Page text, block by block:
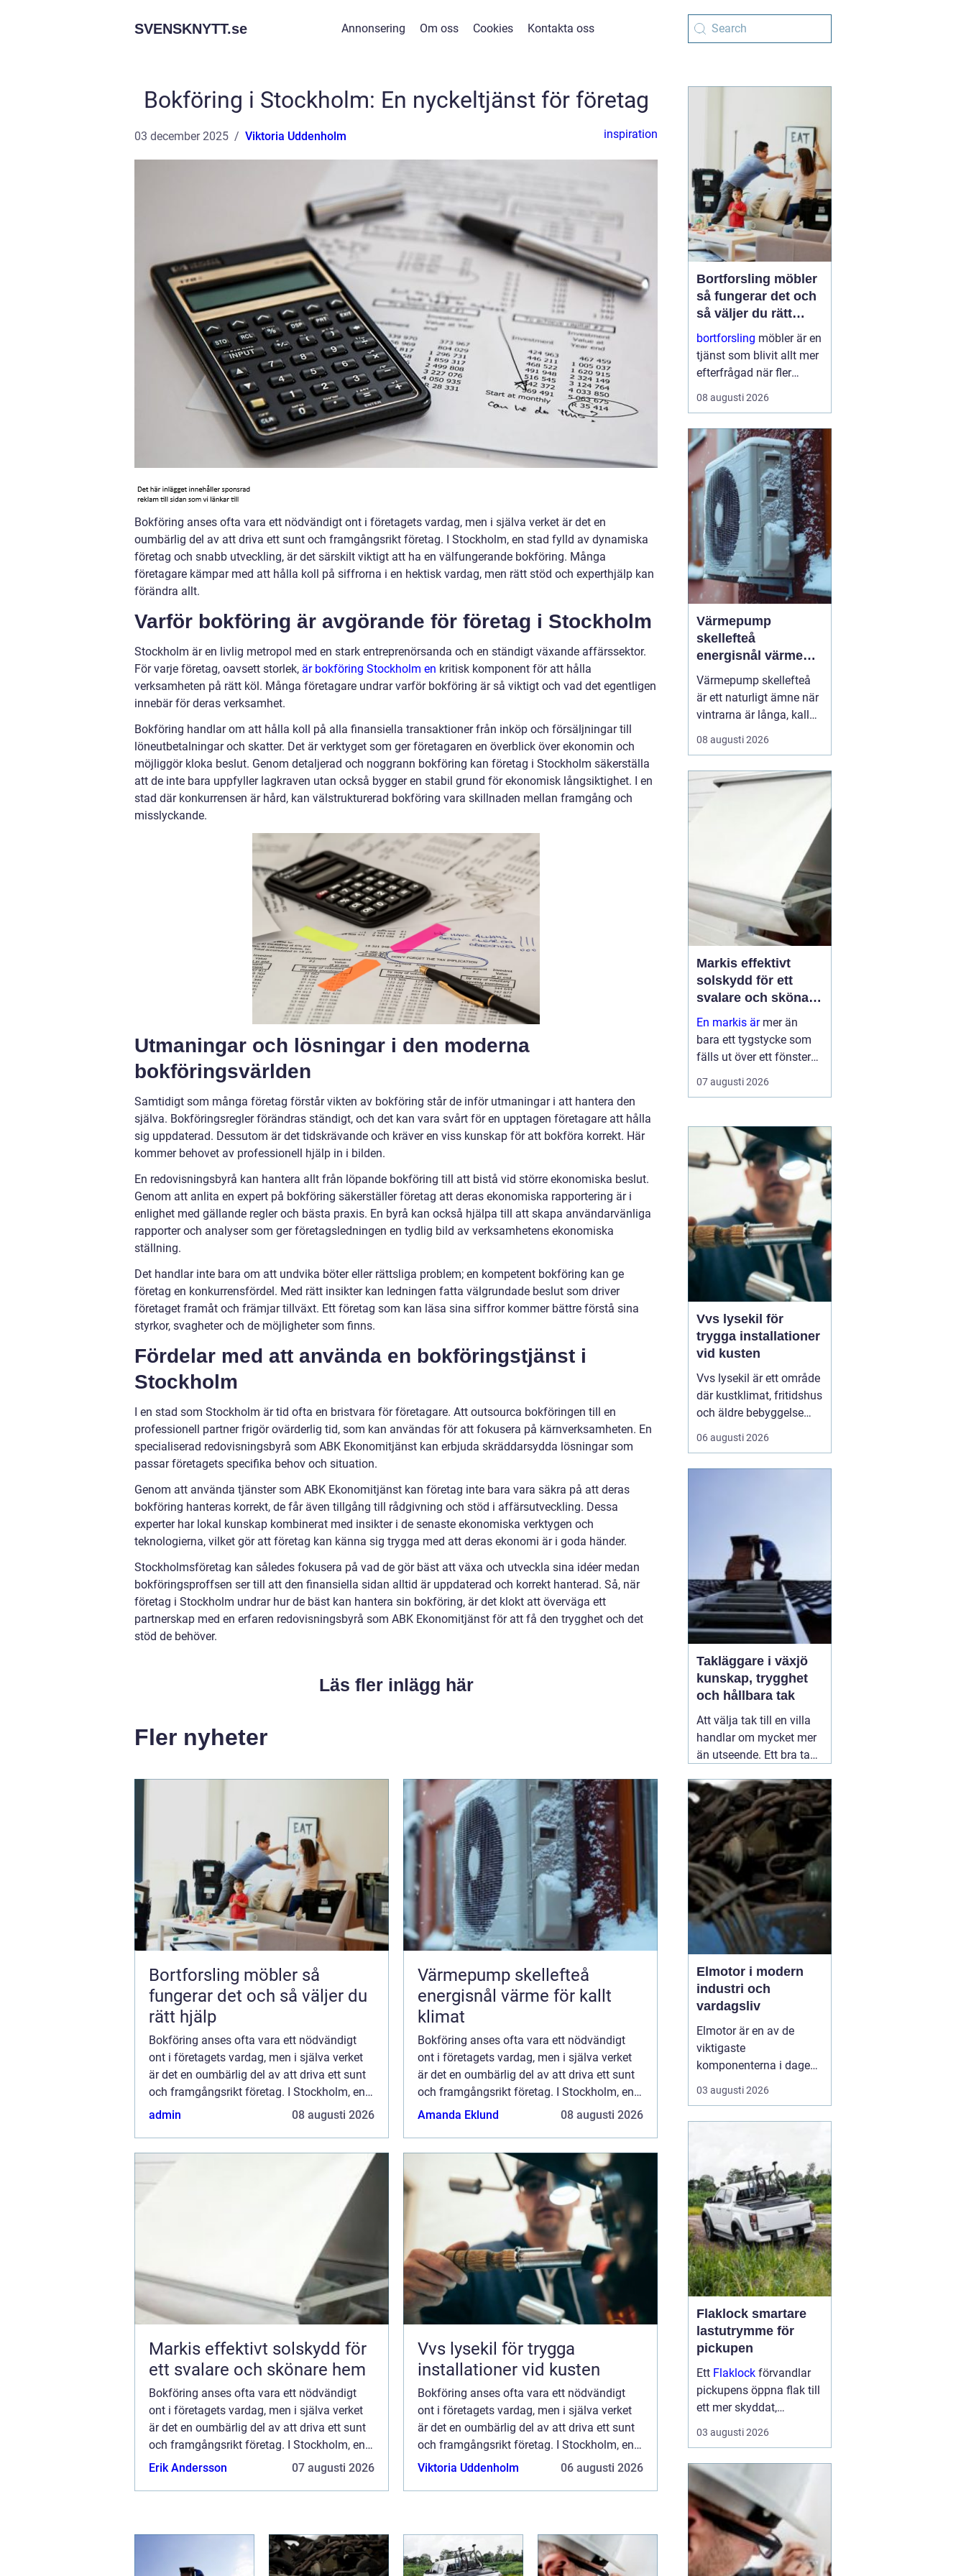
SVENSKNYTT.se Annonsering Om oss Cookies Kontakta oss
Bokföring i Stockholm: En nyckeltjänst för företag
03 december 2025 Viktoria Uddenholm inspiration
Bokföring anses ofta vara ett nödvändigt ont i företagets vardag, men i själva verket är det en
oumbärlig del av att driva ett sunt och framgångsrikt företag. I Stockholm, en stad fylld av dynamiska
företag och snabb utveckling, är det särskilt viktigt att ha en välfungerande bokföring. Många
företagare kämpar med att hålla koll på siffrorna i en hektisk vardag, men rätt stöd och experthjälp kan
förändra allt.
Varför bokföring är avgörande för företag i Stockholm
Stockholm är en livlig metropol med en stark entreprenörsanda och en ständigt växande affärssektor.
För varje företag, oavsett storlek, är bokföring Stockholm en kritisk komponent för att hålla
verksamheten på rätt köl. Många företagare undrar varför bokföring är så viktigt och vad det egentligen
innebär för deras verksamhet.
Bokföring handlar om att hålla koll på alla finansiella transaktioner från inköp och försäljningar till
löneutbetalningar och skatter. Det är verktyget som ger företagaren en överblick över ekonomin och
möjliggör kloka beslut. Genom detaljerad och noggrann bokföring kan företag i Stockholm säkerställa
att de inte bara uppfyller lagkraven utan också bygger en stabil grund för ekonomisk långsiktighet. I en
stad där konkurrensen är hård, kan välstrukturerad bokföring vara skillnaden mellan framgång och
misslyckande.
Utmaningar och lösningar i den moderna
bokföringsvärlden
Samtidigt som många företag förstår vikten av bokföring står de inför utmaningar i att hantera den
själva. Bokföringsregler förändras ständigt, och det kan vara svårt för en upptagen företagare att hålla
sig uppdaterad. Dessutom är det tidskrävande och kräver en viss kunskap för att bokföra korrekt. Här
kommer behovet av professionell hjälp in i bilden.
En redovisningsbyrå kan hantera allt från löpande bokföring till att bistå vid större ekonomiska beslut.
Genom att anlita en expert på bokföring säkerställer företag att deras ekonomiska rapportering är i
enlighet med gällande regler och bästa praxis. En byrå kan också hjälpa till att skapa användarvänliga
rapporter och analyser som ger företagsledningen en tydlig bild av verksamhetens ekonomiska
ställning.
Det handlar inte bara om att undvika böter eller rättsliga problem; en kompetent bokföring kan ge
företag en konkurrensfördel. Med rätt insikter kan ledningen fatta välgrundade beslut som driver
företaget framåt och främjar tillväxt. Ett företag som kan läsa sina siffror kommer bättre förstå sina
styrkor, svagheter och de möjligheter som finns.
Fördelar med att använda en bokföringstjänst i
Stockholm
I en stad som Stockholm är tid ofta en bristvara för företagare. Att outsourca bokföringen till en
professionell partner frigör ovärderlig tid, som kan användas för att fokusera på kärnverksamheten. En
specialiserad redovisningsbyrå som ABK Ekonomitjänst kan erbjuda skräddarsydda lösningar som
passar företagets specifika behov och situation.
Genom att använda tjänster som ABK Ekonomitjänst kan företag inte bara vara säkra på att deras
bokföring hanteras korrekt, de får även tillgång till rådgivning och stöd i affärsutveckling. Dessa
experter har lokal kunskap kombinerat med insikter i de senaste ekonomiska verktygen och
teknologierna, vilket gör att företag kan känna sig trygga med att deras ekonomi är i goda händer.
Stockholmsföretag kan således fokusera på vad de gör bäst att växa och utveckla sina idéer medan
bokföringsproffsen ser till att den finansiella sidan alltid är uppdaterad och korrekt hanterad. Så, när
företag i Stockholm undrar hur de bäst kan hantera sin bokföring, är det klokt att överväga ett
partnerskap med en erfaren redovisningsbyrå som ABK Ekonomitjänst för att få den trygghet och det
stöd de behöver.
Läs fler inlägg här
Fler nyheter
Bortforsling möbler så
fungerar det och så väljer du
rätt hjälp
Bokföring anses ofta vara ett nödvändigt
ont i företagets vardag, men i själva verket
är det en oumbärlig del av att driva ett sunt
och framgångsrikt företag. I Stockholm, en
stad fylld av dynamiska f&oum...
admin 08 augusti 2026
Värmepump skellefteå
energisnål värme för kallt
klimat
Bokföring anses ofta vara ett nödvändigt
ont i företagets vardag, men i själva verket
är det en oumbärlig del av att driva ett sunt
och framgångsrikt företag. I Stockholm, en
stad fylld av dynamiska f&oum...
Amanda Eklund 08 augusti 2026
Markis effektivt solskydd för
ett svalare och skönare hem
Bokföring anses ofta vara ett nödvändigt
ont i företagets vardag, men i själva verket
är det en oumbärlig del av att driva ett sunt
och framgångsrikt företag. I Stockholm, en
stad fylld av dynamiska f&oum...
Erik Andersson 07 augusti 2026
Vvs lysekil för trygga
installationer vid kusten
Bokföring anses ofta vara ett nödvändigt
ont i företagets vardag, men i själva verket
är det en oumbärlig del av att driva ett sunt
och framgångsrikt företag. I Stockholm, en
stad fylld av dynamiska f&oum...
Viktoria Uddenholm 06 augusti 2026
Bortforsling möbler
så fungerar det och
så väljer du rätt
hjälp
bortforsling möbler är en
tjänst som blivit allt mer
efterfrågad när fler
prioriterar ordning,
hållbarhet och
vardagen. Många
upptäcker hur mycket
energi som ...
08 augusti 2026
Värmepump
skellefteå
energisnål värme
för kallt klimat
Värmepump skellefteå
är ett naturligt ämne när
vintrarna är långa, kalla
och energikostnaderna
stiger. Många husägare
efter smarta sätt att
värmepump kan ge trygg
08 augusti 2026
Markis effektivt
solskydd för ett
svalare och skönare
hem
En markis ärmer än
bara ett tygstycke som
fälls ut över ett fönster
eller en altan. Rätt utvalt
solskydd kan sänka
skydda möbler och golv
mot blekning och
samtidigt ge huset et...
07 augusti 2026
Vvs lysekil för
trygga installationer
vid kusten
Vvs lysekil är ett område
där kustklimat, fritidshus
och äldre bebyggelse
ställer extra höga krav
på rörarbeten,
av återkommande
säsongsproblem, akuta
läckage och behov...
06 augusti 2026
Takläggare i växjö
kunskap, trygghet
och hållbara tak
Att välja tak till en villa
handlar om mycket mer
än utseende. Ett bra tak
snö, blåst och fukt, och
påverkar både
inomhusklimat och
ekonomi. I en stad med
skiftande väder som
Växjö blir valet av
material, utförande05
augusti 2026
Elmotor i modern
industri och
vardagsliv
Elmotor är en av de
viktigaste
komponenterna i dagens
samhälle, från små
hushållsapparater till
driftsäkerhet, lägre ...
03 augusti 2026
Flaklock smartare
lastutrymme för
pickupen
Ett Flaklock förvandlar
pickupens öppna flak till
ett mer skyddat,
praktiskt och ibland
också mer bränslesnålt
är skillnaden tydlig
redan efter första
veckan: mindre stök,
torrar...
03 augusti 2026